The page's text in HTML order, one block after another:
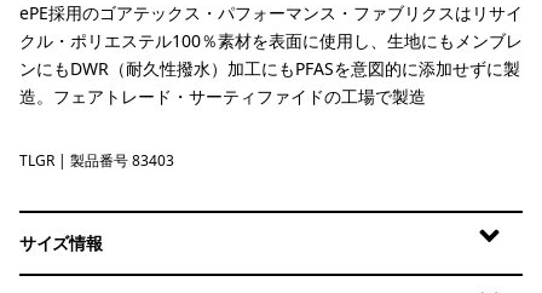
ePE採用のゴアテックス・パフォーマンス・ファブリクスはリサイ
クル・ポリエステル100％素材を表面に使用し、生地にもメンブレ
ンにもDWR（耐久性撥水）加工にもPFASを意図的に添加せずに製
造。フェアトレード・サーティファイドの工場で製造
Treeline Green
TLGR | 製品番号 83403
サイズ情報